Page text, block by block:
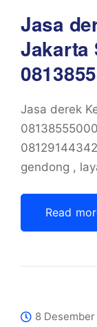
Jasa
Jakarta
Jasa derek
gendong ,
Read
8 Desember